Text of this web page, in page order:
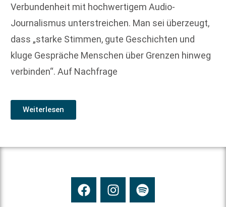
Verbundenheit mit hochwertigem Audio-
Journalismus unterstreichen. Man sei überzeugt,
dass „starke Stimmen, gute Geschichten und
kluge Gespräche Menschen über Grenzen hinweg
verbinden“. Auf Nachfrage
Weiterlesen